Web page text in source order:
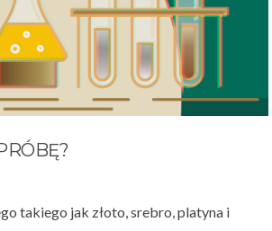
takiego jak złoto, srebro, platyna i